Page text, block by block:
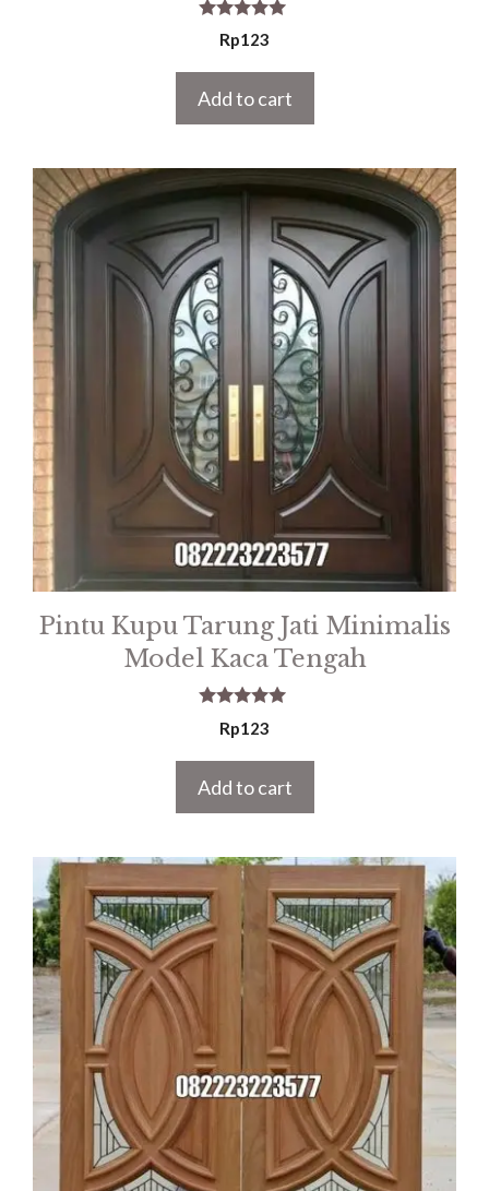
5.00
out of 5
Rp123
Add to cart
Pintu Kupu Tarung Jati Minimalis
Model Kaca Tengah
5.00
out of 5
Rp123
Add to cart